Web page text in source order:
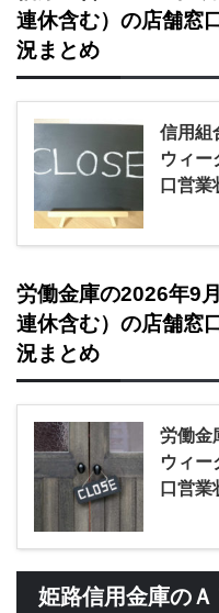
連休含む）の店舗窓
況まとめ
信用組
ウィー
口営業
労働金庫の2026年9
連休含む）の店舗窓
況まとめ
労働金
ウィー
口営業
姫路信用金庫の